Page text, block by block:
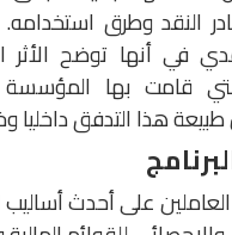
النقد وطرق
في أنها توضح الأثر
قامت بها المؤسسة
طبيعة هذا التدفق داخليا
على أحدث أساليب